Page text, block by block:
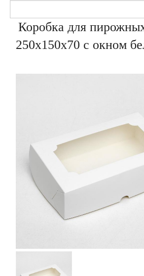
Коробка для
250х150х70 с окном